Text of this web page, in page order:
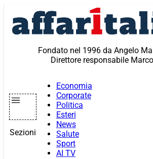
contenuto
Fondato nel 1996 da Angelo
Direttore responsabile
Sezioni
Economia
Corporate
Politica
Esteri
News
Salute
Sport
AI TV